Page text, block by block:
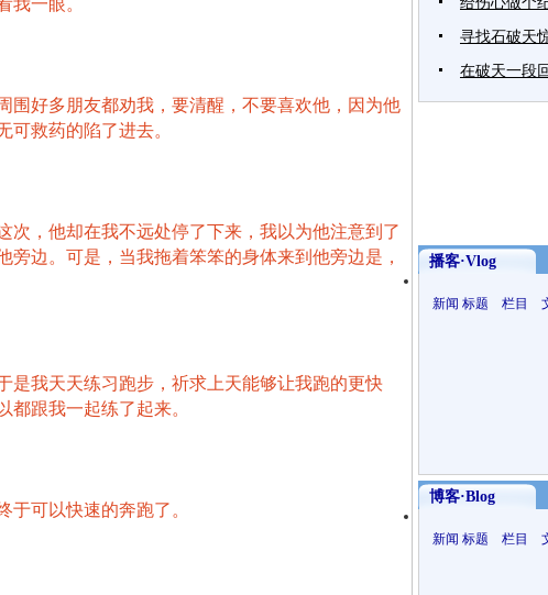
我一眼。
围好多朋友都劝我，要清醒，不要喜欢他，因为他
可救药的陷了进去。
次，他却在我不远处停了下来，我以为他注意到了
旁边。可是，当我拖着笨笨的身体来到他旁边是，
是我天天练习跑步，祈求上天能够让我跑的更快
都跟我一起练了起来。
于可以快速的奔跑了。
寻找石破天
在破天一段
播客·Vlog
新闻 标题 栏目
博客·Blog
新闻 标题 栏目